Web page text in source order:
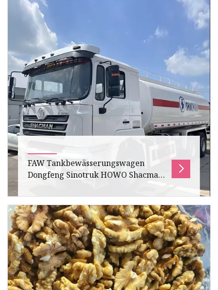
DFAC Cummins Water Fire Fighting Tank
Bowser Tanker Sprinkler Spray Cleaning
Transport Truck Der Wassertankwagen wird
ha
FAW Tankbewässerungswagen
Dongfeng Sinotruk HOWO Shacman
20000/30000L 6X4 Hochleistungs-
Milchtanker Trinkwasser-LKW-Preis
Übersicht Faw Tankbewässerungswagen
Dongfeng Sinotruk HOWO Shacman
Straßensprinkler-Sanitärfahrzeug
20000/30000L 6X4 Hoc